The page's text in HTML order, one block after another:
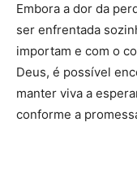
Embora a dor da
ser enfrentada
importam e com o
Deus, é possível
manter viva a
conforme a